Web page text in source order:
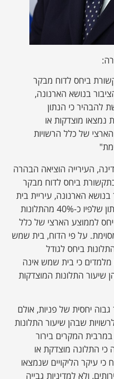
ביחס לדוח מבקר
בנושא הארנונה,
להבהיר כי הנתון
מהתלונות נמצאו מוצדקות או
של כלל הרשויות
העירייה הוציאה הבהרה
ביחס לדוח מבקר
בנושא הארנונה, עיריית בית
שמש מבקשת להבהיר כי הנתון שלפיו כ-40% מהתלונות
לממוצע הארצי של כלל
על פי הדוח, בית שמש
ביחס לגודל
מלמדים כי בית שמש אינה
שיעור התלונות המוצדקות
יחסית של פניות, אולם
שבהן שיעור התלונות
המקרים בירור
כי התלונה מוצדקת או
כי עיקר הליקויים שנמצאו
ולא למדיניות גבייה